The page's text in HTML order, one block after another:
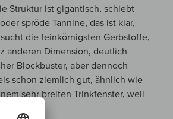
Struktur ist gigantisch, schiebt
spröde Tannine, das ist klar,
die feinkörnigsten Gerbstoffe,
anderen Dimension, deutlich
Blockbuster, aber dennoch
schon ziemlich gut, ähnlich wie
sehr breiten Trinkfenster, weil